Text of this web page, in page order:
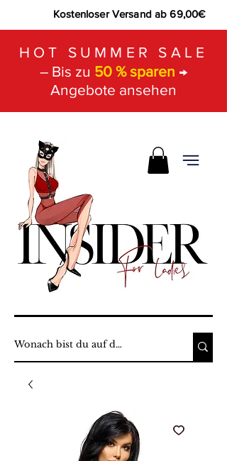
Kostenloser Versand ab 69,00€
HOT SUMMER SALE
– Bis zu 50 % sparen →
Angebote ansehen